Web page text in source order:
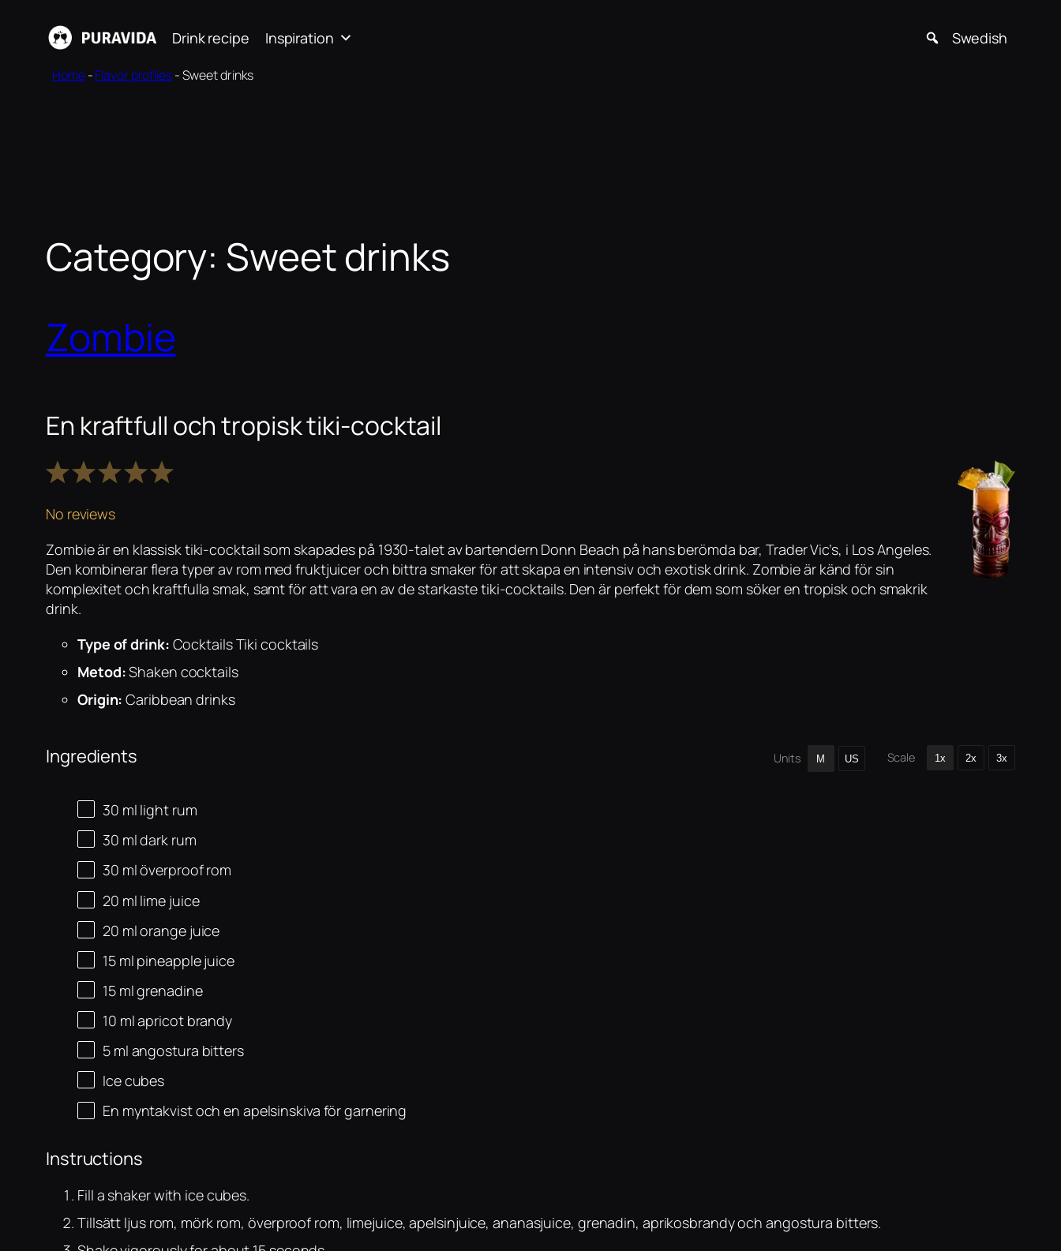
content
Drink recipe Inspiration Swedish
Home-Flavor profiles-Sweet drinks
Category: Sweet drinks
Zombie
En kraftfull och tropisk tiki-cocktail
5
4
Stars
3
Stars
2
Stars
1
Star
No reviews
Zombie är en klassisk tiki-cocktail som skapades på 1930-talet av bartendern Donn Beach på hans berömda bar, Trader Vic’s, i Los Angeles.
Den kombinerar flera typer av rom med fruktjuicer och bittra smaker för att skapa en intensiv och exotisk drink. Zombie är känd för sin
komplexitet och kraftfulla smak, samt för att vara en av de starkaste tiki-cocktails. Den är perfekt för dem som söker en tropisk och smakrik
drink.
Type of drink: Cocktails Tiki cocktails
Metod:Shaken cocktails
Origin: Caribbean drinks
Ingredients Units M US Scale 1x 2x 3x
30 ml light rum
30 mldark rum
30 mlöverproof rom
20 ml lime juice
20 mlorange juice
15 ml pineapple juice
15 mlgrenadine
10 mlapricot brandy
5 ml angostura bitters
Ice cubes
En myntakvist och en apelsinskiva för garnering
Instructions
Fill a shaker with ice cubes.
Tillsätt ljus rom, mörk rom, överproof rom, limejuice, apelsinjuice, ananasjuice, grenadin, aprikosbrandy och angostura bitters.